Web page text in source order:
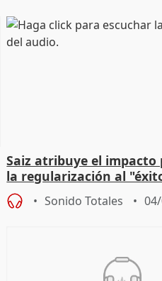
Saiz atribuye el impacto
la regularización al
del Gobierno
Sonido Totales